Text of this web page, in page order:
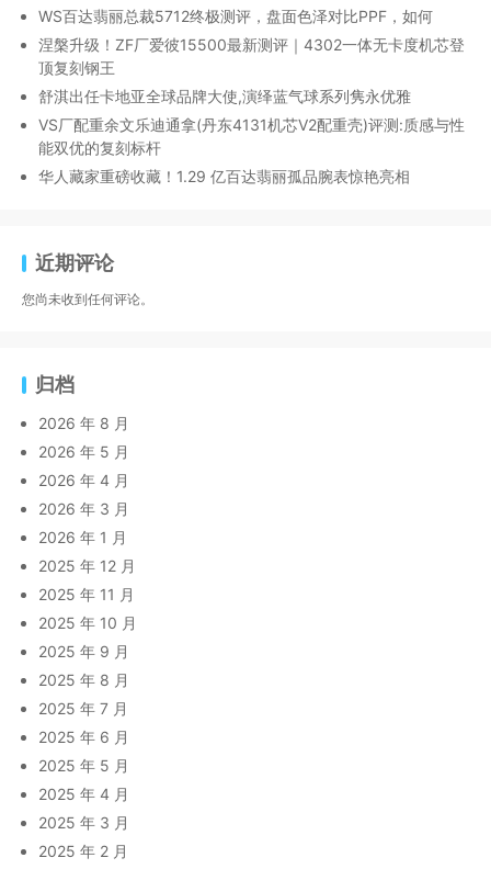
WS百达翡丽总裁5712终极测评，盘面色泽对比PPF，如何
涅槃升级！ZF厂爱彼15500最新测评｜4302一体无卡度机芯登
顶复刻钢王
舒淇出任卡地亚全球品牌大使,演绎蓝气球系列隽永优雅
VS厂配重余文乐迪通拿(丹东4131机芯V2配重壳)评测:质感与性
能双优的复刻标杆
华人藏家重磅收藏！1.29 亿百达翡丽孤品腕表惊艳亮相
近期评论
您尚未收到任何评论。
归档
2026 年 8 月
2026 年 5 月
2026 年 4 月
2026 年 3 月
2026 年 1 月
2025 年 12 月
2025 年 11 月
2025 年 10 月
2025 年 9 月
2025 年 8 月
2025 年 7 月
2025 年 6 月
2025 年 5 月
2025 年 4 月
2025 年 3 月
2025 年 2 月